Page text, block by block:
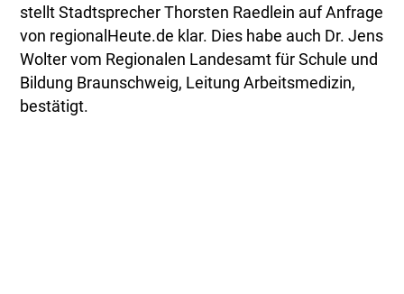
stellt Stadtsprecher Thorsten Raedlein auf Anfrage
von regionalHeute.de klar. Dies habe auch Dr. Jens
Wolter vom Regionalen Landesamt für Schule und
Bildung Braunschweig, Leitung Arbeitsmedizin,
bestätigt.